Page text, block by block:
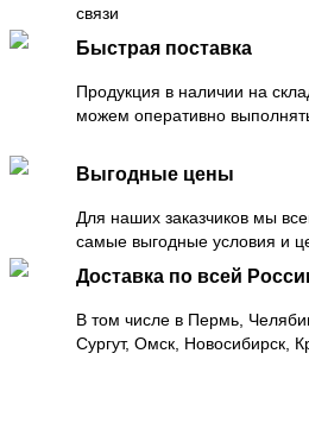
связи
Быстрая поставка
Продукция в наличии на
можем оперативно
Выгодные цены
Для наших заказчиков мы
самые выгодные условия и
Доставка по всей
В том числе в Пермь,
Сургут, Омск, Новосибирск,